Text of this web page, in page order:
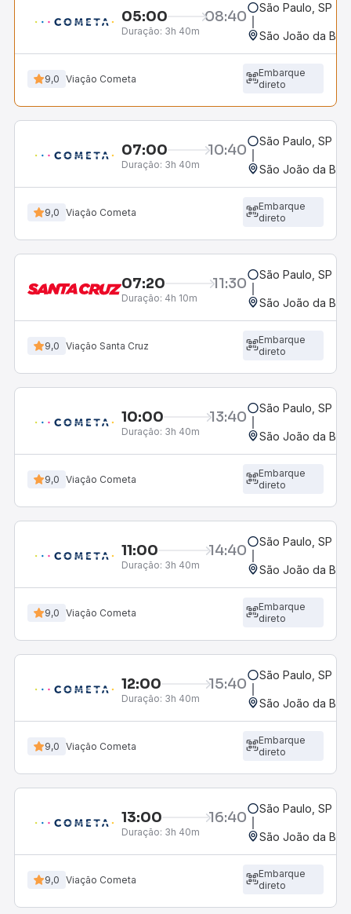
05:00 08:40
Duração: 3h 40m
São Paulo, SP -
São João da Boa
9,0 Viação Cometa
Embarque
direto
07:00 10:40
Duração: 3h 40m
São Paulo, SP -
São João da Boa
9,0 Viação Cometa
Embarque
direto
07:20 11:30
Duração: 4h 10m
São Paulo, SP -
São João da Boa
9,0 Viação Santa Cruz
Embarque
direto
10:00 13:40
Duração: 3h 40m
São Paulo, SP -
São João da Boa
9,0 Viação Cometa
Embarque
direto
11:00 14:40
Duração: 3h 40m
São Paulo, SP -
São João da Boa
9,0 Viação Cometa
Embarque
direto
12:00 15:40
Duração: 3h 40m
São Paulo, SP -
São João da Boa
9,0 Viação Cometa
Embarque
direto
13:00 16:40
Duração: 3h 40m
São Paulo, SP -
São João da Boa
9,0 Viação Cometa
Embarque
direto